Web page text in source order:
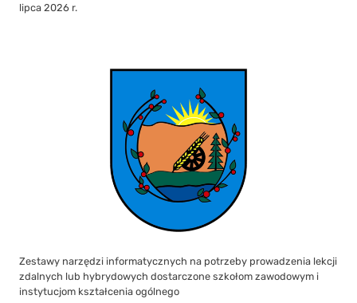
lipca 2026 r.
Zestawy narzędzi informatycznych na potrzeby prowadzenia lekcji
zdalnych lub hybrydowych dostarczone szkołom zawodowym i
instytucjom kształcenia ogólnego